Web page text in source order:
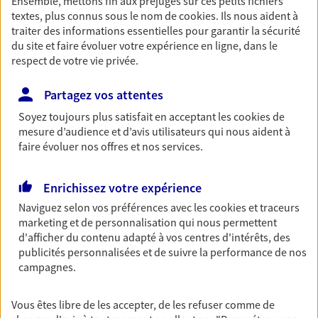
Découvrir les offres Épargne
Retraite
Préparez sereinement ce nouveau chapitre de
votre vie avec les conseils d'un expert. Découvrez
notre solution PER (Plan Epargne Retraite)
spécialement conçue pour la retraite.
Prévoyance
Pour un avenir serein, assurez-vous avec notre
contrat prévoyance. Préservez vos proches en cas
d'accident ou de maladie en optant pour les
garanties incapacité temporaire totale de travail,
Découvrir l'offre Prévoyance
textes, plus connus sous le nom decookies. Ils nous aident à
traiter des informations essentielles pour garantir la sécurité
du site et faire évoluer votre expérience en ligne, dans le
respect de votre vie privée.
Partagez vos attentes
Soyez toujours plus satisfait en acceptant lescookiesde
mesure d’audience et d’avis utilisateurs qui nous aident à
faire évoluer nos offres et nos services.
Enrichissez votre expérience
Naviguez selon vos préférences avec lescookies et traceurs
marketing et de personnalisation qui nous permettent
d'afficher du contenu adapté à vos centres d'intérêts, des
publicités personnalisées et de suivre la performance de nos
campagnes.
Vous êtes libre de les accepter, de les refuser comme de